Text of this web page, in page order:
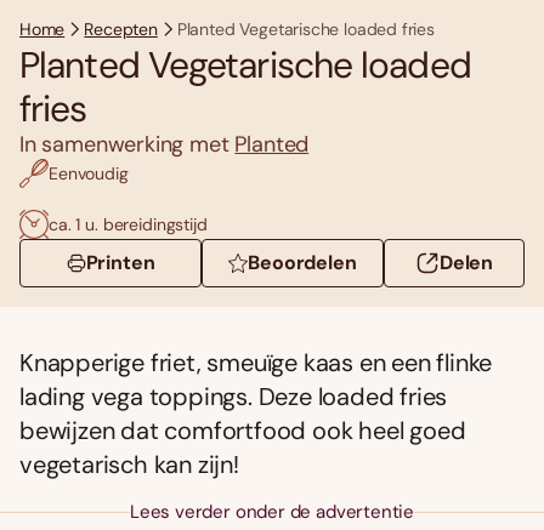
Home Recepten Planted Vegetarische loaded fries
Planted Vegetarische loaded
fries
In samenwerking met Planted
Eenvoudig
ca. 1 u. bereidingstijd
Printen Beoordelen Delen
Knapperige friet, smeuïge kaas en een flinke
lading vega toppings. Deze loaded fries
bewijzen dat comfortfood ook heel goed
vegetarisch kan zijn!
Lees verder onder de advertentie